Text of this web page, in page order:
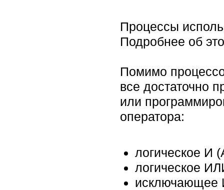
Процессы
Подробнее об
Помимо
все достаточно
или
оператора:
логическое И
логическое
исключающее